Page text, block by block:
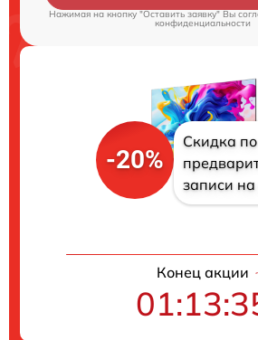
Нажимая на кнопку "Оставить заявку" Вы
конфиденциальности
-20%
Скидка по
записи на
Конец акции